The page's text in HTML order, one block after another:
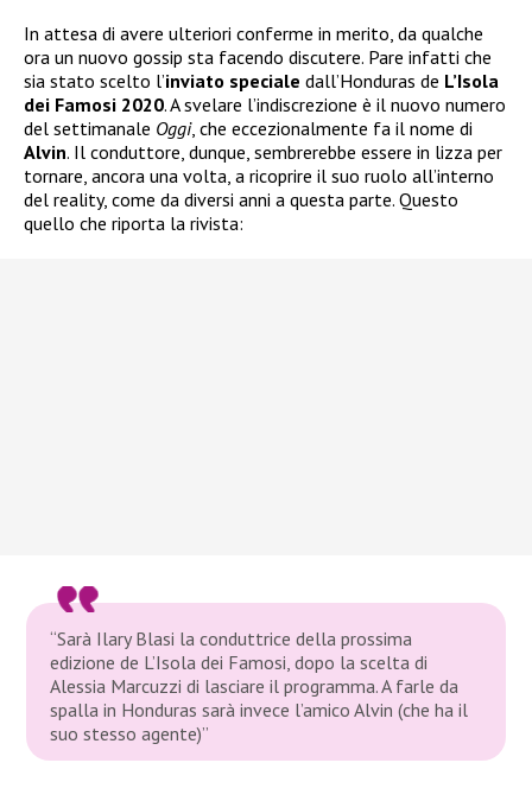
In attesa di avere ulteriori conferme in merito, da qualche
ora un nuovo gossip sta facendo discutere. Pare infatti che
sia stato scelto l’inviato speciale dall’Honduras de L’Isola
dei Famosi 2020. A svelare l’indiscrezione è il nuovo numero
del settimanale Oggi, che eccezionalmente fa il nome di
Alvin. Il conduttore, dunque, sembrerebbe essere in lizza per
tornare, ancora una volta, a ricoprire il suo ruolo all’interno
del reality, come da diversi anni a questa parte. Questo
quello che riporta la rivista:
“Sarà Ilary Blasi la conduttrice della prossima
edizione de L’Isola dei Famosi, dopo la scelta di
Alessia Marcuzzi di lasciare il programma. A farle da
spalla in Honduras sarà invece l’amico Alvin (che ha il
suo stesso agente)”